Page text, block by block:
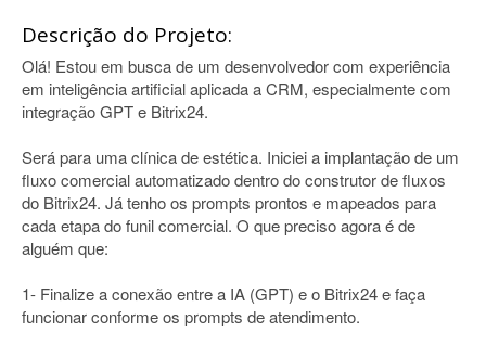
Descrição do Projeto:
Olá! Estou em busca de um desenvolvedor com experiência
em inteligência artificial aplicada a CRM, especialmente com
integração GPT e Bitrix24.
Será para uma clínica de estética. Iniciei a implantação de um
fluxo comercial automatizado dentro do construtor de fluxos
do Bitrix24. Já tenho os prompts prontos e mapeados para
cada etapa do funil comercial. O que preciso agora é de
alguém que:
1- Finalize a conexão entre a IA (GPT) e o Bitrix24 e faça
funcionar conforme os prompts de atendimento.